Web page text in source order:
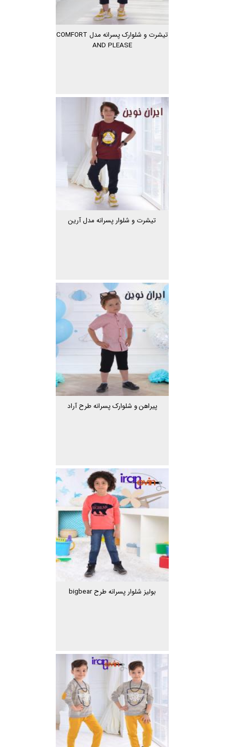
تیشرت و شلوارک پسرانه مدل COMFORT
AND PLEASE
تیشرت و شلوار پسرانه مدل آرین
پیراهن و شلوارک پسرانه طرح آراد
بولیز شلوار پسرانه طرح bigbear